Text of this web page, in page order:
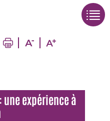
expérience à